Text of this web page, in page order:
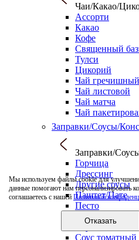
Мы используем файлы cookie для
данные помогают нам персонализировать
соглашаетесь с нашей Политикой
Отказать
Чаи/Какао/
Ассорти
Какао
Кофе
Священный
Тулси
Цикорий
Чай гречишный
Чай листовой
Чай матча
Чай
Заправки/Соусы/
Заправки/
Горчица
Дрессинг
Другие соусы
Паштет/Пате
Песто
Сок цитруса
Соус
Соус томатный